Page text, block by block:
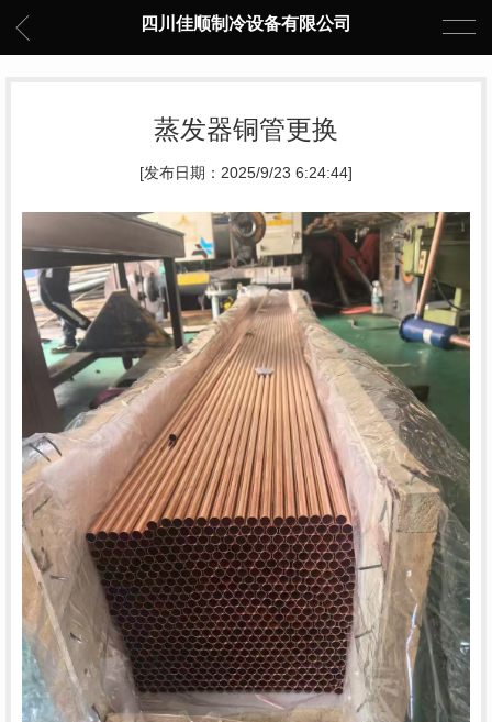
四川佳顺制冷设备有限公司
蒸发器铜管更换
[发布日期：2025/9/23 6:24:44]